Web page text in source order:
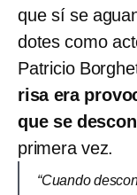
que sí se
dotes como
Patricio
risa era
que se
primera vez.
“Cuando